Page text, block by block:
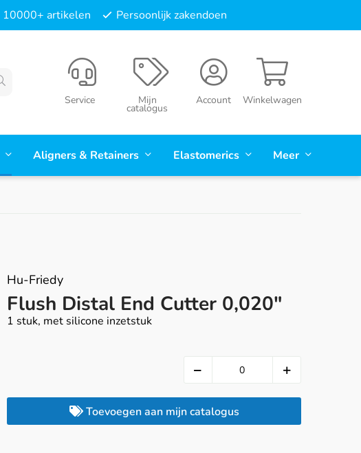
10000+ artikelen Persoonlijk zakendoen
Winkelwagen
Account
Mijn
catalogus
Service
Aligners & Retainers Elastomerics Meer
Hu-Friedy
Flush Distal End Cutter 0,020"
1 stuk, met silicone inzetstuk
Toevoegen aan mijn catalogus